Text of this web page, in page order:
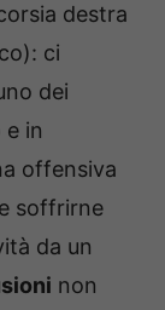
destra
ci
dei
e in
offensiva
soffrirne
da un
non